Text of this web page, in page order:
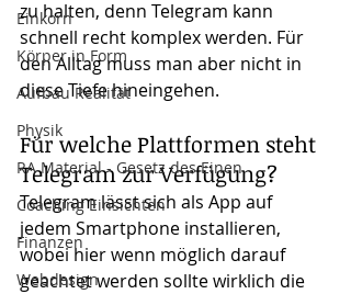
Einkorn
Körper in Form
Aufbau Realität
Physik
RA Material - Gesetz des Einen
Coaching Einsichten
Finanzen
Webdesign
zu halten, denn Telegram kann
schnell recht komplex werden. Für
den Alltag muss man aber nicht in
diese Tiefe hineingehen.
Für welche Plattformen steht
Telegram zur Verfügung?
Telegram lässt sich als App auf
jedem Smartphone installieren,
wobei hier wenn möglich darauf
geachtet werden sollte wirklich die